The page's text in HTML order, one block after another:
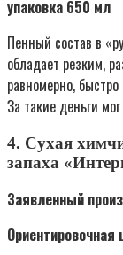
упаковка 650 мл
Пенный состав в
обладает резким,
равномерно,
За такие деньги
4. Сухая
запаха
Заявленный